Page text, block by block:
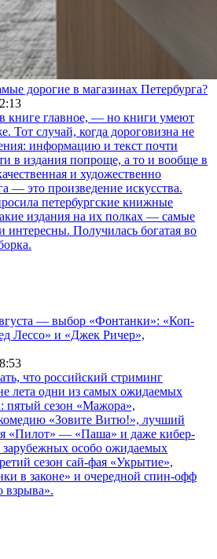
дорогие в магазинах Петербурга?
книге главное, — но книги умеют
Тот случай, когда дороговизна не
информацию и текст почти
в издания попроще, а то и вообще в
и художественно
— это произведение искусства.
петербургские книжные
издания на их полках — самые
интересны. Получилась богатая во
— выбор «Фонтанки»: «Коп-
Лессо» и «Джек Ричер»,
что российский стриминг
лета одни из самых ожидаемых
пятый сезон «Мажора»,
«Зовите Витю!», лучший
«Пилот» — «Паша» и даже кибер-
особо ожидаемых
сезон сай-фая «Укрытие»,
в законе» и очередной спин-офф
взрыва».